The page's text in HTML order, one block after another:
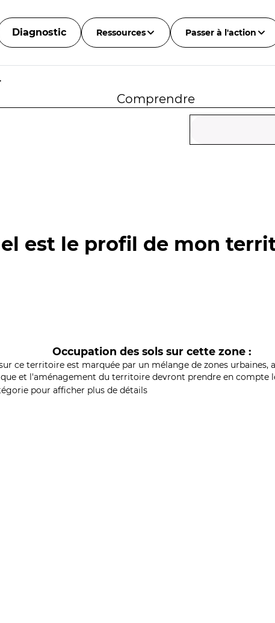
Diagnostic Ressources Passer à l'action
Comprendre
est le profil de mon
Occupation des sols sur cette zone :
ce territoire est marquée par un mélange de zones urbaines,
et l'aménagement du territoire devront prendre en compte
pour afficher plus de détails